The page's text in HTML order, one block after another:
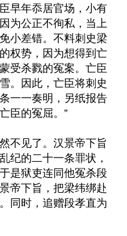
早年忝居官场，小有
为公正不徇私，当上
小差错。不料刺史梁
权势，因为想得到亡
受杀戮的冤案。亡臣
。因此，亡臣将刺史
一一奏明，另纸报告
臣的冤屈。”
不见了。汉景帝下旨
纪的二十一条罪状，
是狱吏连同他冤杀段
帝下旨，把梁纬绑赴
同时，追赠段孝直为